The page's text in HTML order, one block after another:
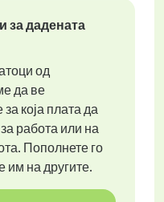
за дадената
од
да ве
која плата да
работа или на
Пополнете го
им на другите.